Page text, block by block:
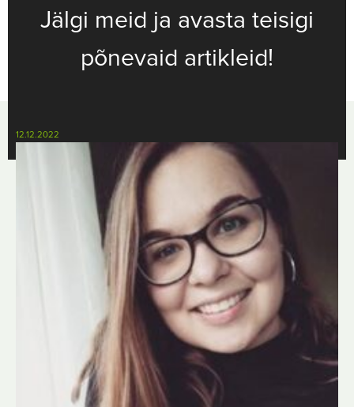
Jälgi meid ja avasta teisigi
põnevaid artikleid!
12.12.2022